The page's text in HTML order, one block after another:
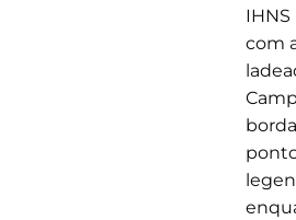
com